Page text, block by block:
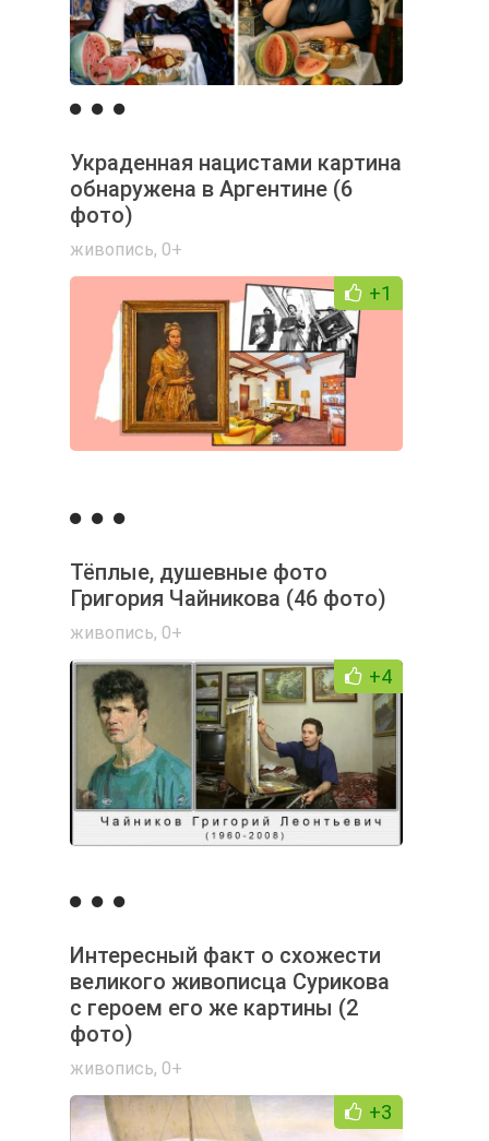
Украденная нацистами картина
обнаружена в Аргентине (6
фото)
живопись, 0+
+1
Тёплые, душевные фото
Григория Чайникова (46 фото)
живопись, 0+
+4
Интересный факт о схожести
великого живописца Сурикова
с героем его же картины⁠⁠ (2
фото)
живопись, 0+
+3